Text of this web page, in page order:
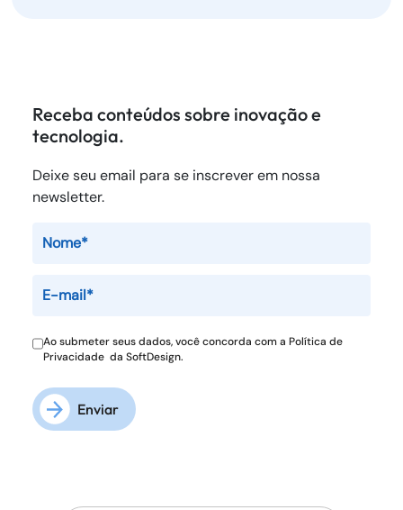
Receba conteúdos sobre inovação e
tecnologia.
Deixe seu email para se inscrever em nossa
newsletter.
Ao submeter seus dados, você concorda com a Política de
Privacidade da SoftDesign.
Enviar